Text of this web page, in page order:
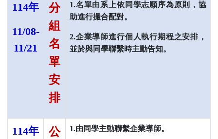
114年
11/08-
11/21
分
組
名
單
安
排
1.名單由系上依同學志願序為原則，協
助進行撮合配對。
2.企業導師進行個人執行期程之安排，
並於與同學聯繫時主動告知。
114年
公
1.由同學主動聯繫企業導師。